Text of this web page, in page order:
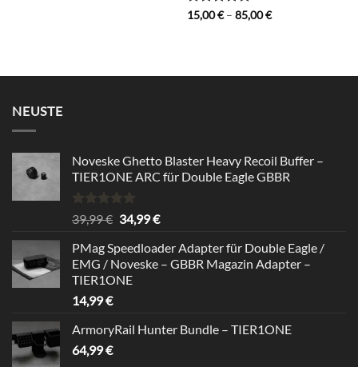
Bewertet
15,00€ – 85,00€Preisspanne:
NEUSTE
Noveske Ghetto Blaster Heavy Recoil Buffer –
TIER1ONE ARC für Double Eagle GBBR
Bewertet
mit
von 5
39,99€ Ursprünglicher
war:
39,99 €
34,99€Aktueller
ist:
34,99 €.
PMag Speedloader Adapter für Double Eagle /
EMG / Noveske – GBBR Magazin Adapter –
TIER1ONE
14,99€
ArmoryRail Hunter Bundle – TIER1ONE
64,99€